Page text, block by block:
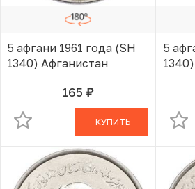
5 афгани 1961 года (SH
1340) Афганистан
165 руб.В КОРЗИНЕ
КУПИТЬ
5